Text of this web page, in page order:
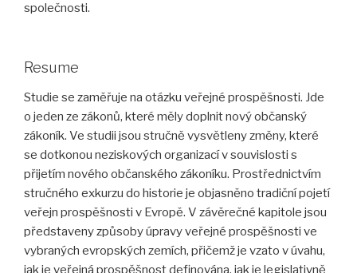
společnosti.
Resume
Studie se zaměřuje na otázku veřejné prospěšnosti. Jde
o jeden ze zákonů, které měly doplnit nový občanský
zákoník. Ve studii jsou stručně vysvětleny změny, které
se dotkonou neziskových organizací v souvislosti s
přijetím nového občanského zákoníku. Prostřednictvím
stručného exkurzu do historie je objasněno tradiční pojetí
veřejn prospěšnosti v Evropě. V závěrečné kapitole jsou
představeny způsoby úpravy veřejné prospěšnosti ve
vybraných evropských zemích, přičemž je vzato v úvahu,
jak je veřejná prospěšnost definována, jak je legislativně